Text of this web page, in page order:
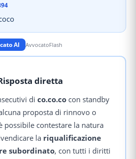
AI AvvocatoFlash
diretta
di co.co.co con standby
proposta di rinnovo o
possibile contestare la natura
la riqualificazione
subordinato, con tutti i diritti